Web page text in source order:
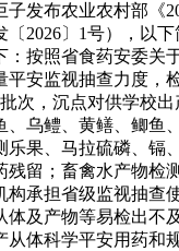
布农业农村部《
2026〕1号），以
：按照省食药安委
平安监视抽查力度，
次，沉点对供学校
乌鳢、黄鳝、鲫鱼
乐果、马拉硫磷、
残留；畜禽水产物
构承担省级监视抽查
及产物等易检出不
体科学平安用药和